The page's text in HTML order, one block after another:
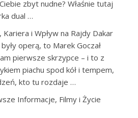
zbyt nudne? Właśnie tutaj
dual …
Kariera i Wpływ na Rajdy Dakar
operą, to Marek Goczał
pierwsze skrzypce – i to z
piachu spod kół i tempem,
kto tu rozdaje …
Informacje, Filmy i Życie